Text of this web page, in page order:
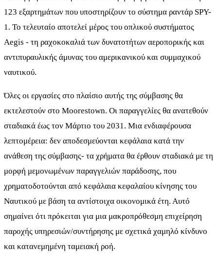
123 εξαρτημάτων που υποστηρίζουν το σύστημα ραντάρ SPY-
1. Το τελευταίο αποτελεί μέρος του οπλικού συστήματος
Aegis - τη ραχοκοκαλιά των δυνατοτήτων αεροπορικής και
αντιπυραυλικής άμυνας του αμερικανικού και συμμαχικού
ναυτικού.
Όλες οι εργασίες στο πλαίσιο αυτής της σύμβασης θα
εκτελεστούν στο Moorestown. Οι παραγγελίες θα ανατεθούν
σταδιακά έως τον Μάρτιο του 2031. Μια ενδιαφέρουσα
λεπτομέρεια: δεν αποδεσμεύονται κεφάλαια κατά την
ανάθεση της σύμβασης- τα χρήματα θα έρθουν σταδιακά με τη
μορφή μεμονωμένων παραγγελιών παράδοσης, που
χρηματοδοτούνται από κεφάλαια κεφαλαίου κίνησης του
Ναυτικού με βάση τα αντίστοιχα οικονομικά έτη. Αυτό
σημαίνει ότι πρόκειται για μια μακροπρόθεσμη επιχείρηση
παροχής υπηρεσιών/συντήρησης με σχετικά χαμηλό κίνδυνο
και κατανεμημένη ταμειακή ροή.